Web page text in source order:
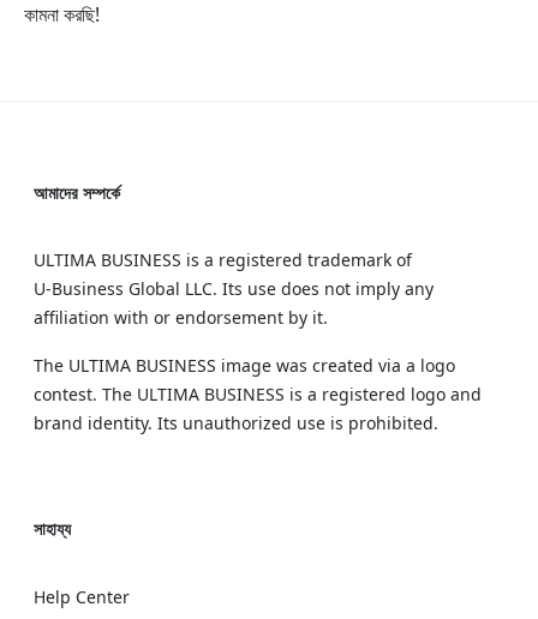
কামনা করছি!
আমাদের সম্পর্কে
ULTIMA BUSINESS is a registered trademark of
U‑Business Global LLC. Its use does not imply any
affiliation with or endorsement by it.
The ULTIMA BUSINESS image was created via a logo
contest. The ULTIMA BUSINESS is a registered logo and
brand identity. Its unauthorized use is prohibited.
সাহায্য
Help Center